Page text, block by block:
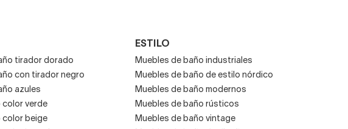
tirador dorado
con tirador negro
azules
color verde
color beige
ESTILO
Muebles de baño industriales
Muebles de baño de estilo nórdico
Muebles de baño modernos
Muebles de baño rústicos
Muebles de baño vintage